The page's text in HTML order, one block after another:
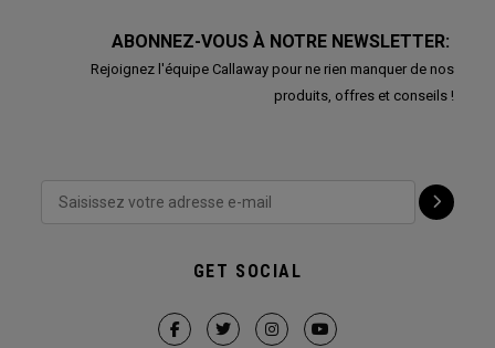
ABONNEZ-VOUS À NOTRE NEWSLETTER:
Rejoignez l'équipe Callaway pour ne rien manquer de nos
produits, offres et conseils !
GET SOCIAL